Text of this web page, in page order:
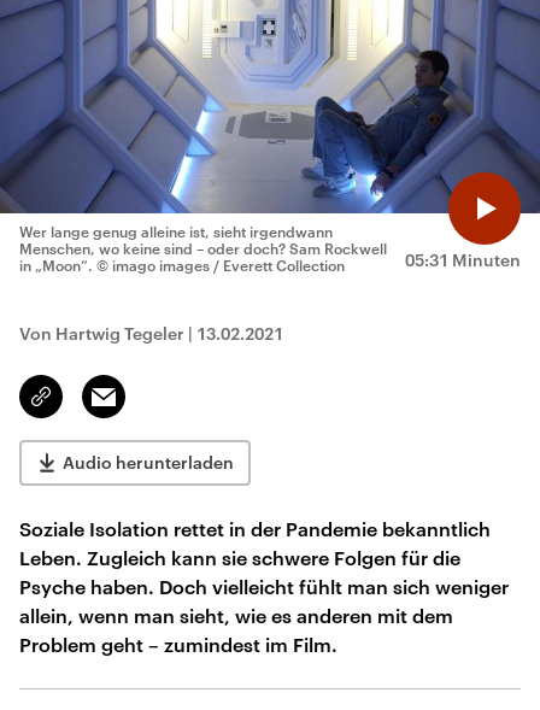
05:31 Minuten
Wer lange genug alleine ist, sieht irgendwann
Menschen, wo keine sind – oder doch? Sam Rockwell
in „Moon“. © imago images / Everett Collection
Von Hartwig Tegeler | 13.02.2021
Link
kopieren/teilen
Email
Audio herunterladen
Soziale Isolation rettet in der Pandemie bekanntlich
Leben. Zugleich kann sie schwere Folgen für die
Psyche haben. Doch vielleicht fühlt man sich weniger
allein, wenn man sieht, wie es anderen mit dem
Problem geht – zumindest im Film.